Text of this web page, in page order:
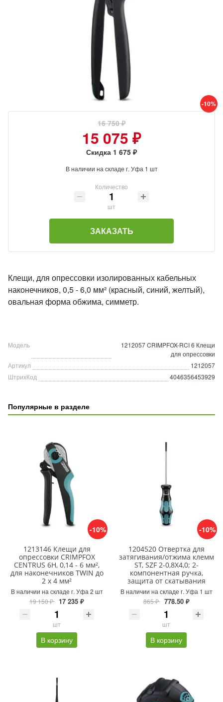
-10%
16 750 ₽
15 075 ₽
Скидка 1 675 ₽
В наличии на складе г. Уфа 1 шт
Количество
шт
ЗАКАЗАТЬ
Клещи, для опрессовки изолированных кабельных
наконечников, 0,5 - 6,0 мм² (красный, синий, желтый),
овальная форма обжима, симметр.
Модель
1212057 CRIMPFOX-RCI 6 Клещи
для опрессовки
Артикул
1212057
ШтрихКод
4046356453929
Популярные в разделе
-10%
1213146 Клещи для
опрессовки CRIMPFOX
CENTRUS 6H, 0,14 - 6 мм²,
для наконечников TWIN до
2 x 4 мм²
В наличии на складе г. Уфа 2 шт
19 150 ₽ 17 235 ₽
шт
В корзину
-10%
1204520 Отвертка для
затягивания/отжима клемм
ST, SZF 2-0,8X4,0; 2-
компонентная ручка,
защита от скатывания
В наличии на складе г. Уфа 1 шт
865 ₽ 778.50 ₽
шт
В корзину